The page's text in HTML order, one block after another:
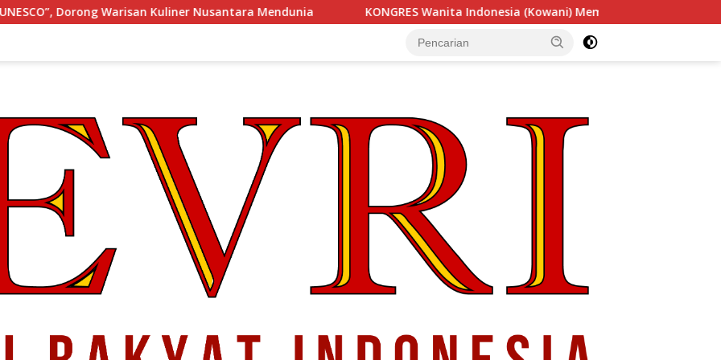
Nusantara Mendunia KONGRES Wanita Indonesia (Kowani) Memperkuat Gerakan ‘Tempe Indonesia Goes to